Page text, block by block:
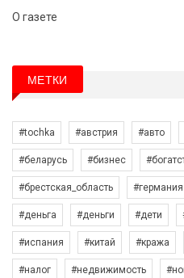
О газете
МЕТКИ
#tochka #австрия #авто
#беларусь #бизнес
#брестская_область #германия
#деньга #деньги #дети
#испания #китай #кража
#налог #недвижимость